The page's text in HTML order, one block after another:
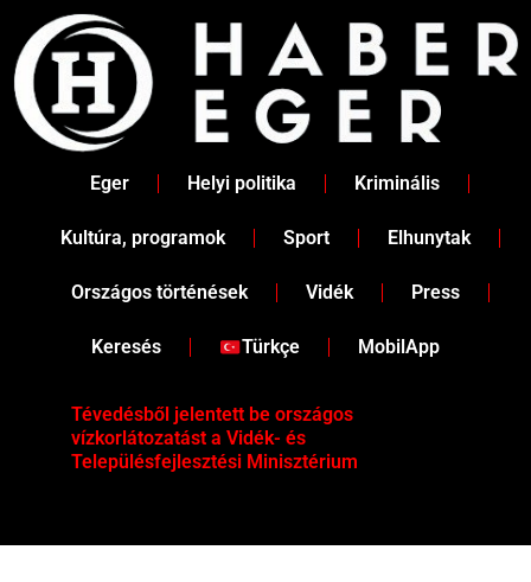
content
Eger Helyi politika Kriminális
Kultúra, programok Sport Elhunytak
Országos történések Vidék Press
Keresés Türkçe MobilApp
Tévedésből jelentett be országos
vízkorlátozatást a Vidék- és
Településfejlesztési Minisztérium